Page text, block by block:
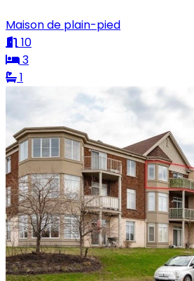
Maison de plain-pied
10
3
1